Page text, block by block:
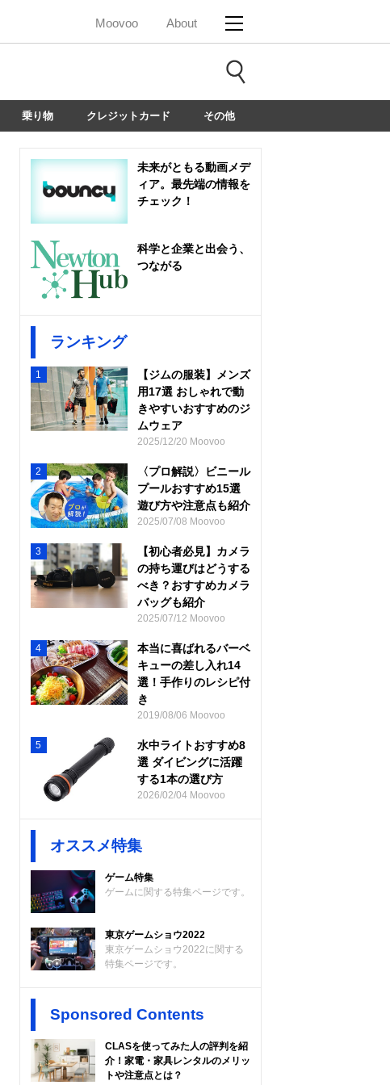
Moovoo About
乗り物 クレジットカード その他
未来がともる動画メデ
ィア。最先端の情報を
チェック！
科学と企業と出会う、
つながる
ランキング
1
【ジムの服装】メンズ
用17選 おしゃれで動
きやすいおすすめのジ
ムウェア
2025/12/20 Moovoo
2
〈プロ解説〉ビニール
プールおすすめ15選
遊び方や注意点も紹介
2025/07/08 Moovoo
3
【初心者必見】カメラ
の持ち運びはどうする
べき？おすすめカメラ
バッグも紹介
2025/07/12 Moovoo
4
本当に喜ばれるバーベ
キューの差し入れ14
選！手作りのレシピ付
き
2019/08/06 Moovoo
5
水中ライトおすすめ8
選 ダイビングに活躍
する1本の選び方
2026/02/04 Moovoo
オススメ特集
ゲーム特集
ゲームに関する特集ページです。
東京ゲームショウ2022
東京ゲームショウ2022に関する
特集ページです。
Sponsored Contents
CLASを使ってみた人の評判を紹
介！家電・家具レンタルのメリッ
トや注意点とは？